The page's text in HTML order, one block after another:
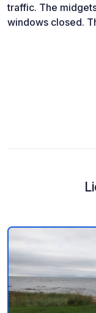
traffic. The
windows closed.